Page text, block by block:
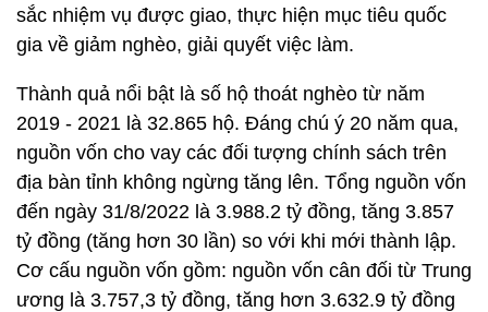
sắc nhiệm vụ được giao, thực hiện mục tiêu quốc
gia về giảm nghèo, giải quyết việc làm.
Thành quả nổi bật là số hộ thoát nghèo từ năm
2019 - 2021 là 32.865 hộ. Đáng chú ý 20 năm qua,
nguồn vốn cho vay các đối tượng chính sách trên
địa bàn tỉnh không ngừng tăng lên. Tổng nguồn vốn
đến ngày 31/8/2022 là 3.988.2 tỷ đồng, tăng 3.857
tỷ đồng (tăng hơn 30 lần) so với khi mới thành lập.
Cơ cấu nguồn vốn gồm: nguồn vốn cân đối từ Trung
ương là 3.757,3 tỷ đồng, tăng hơn 3.632.9 tỷ đồng